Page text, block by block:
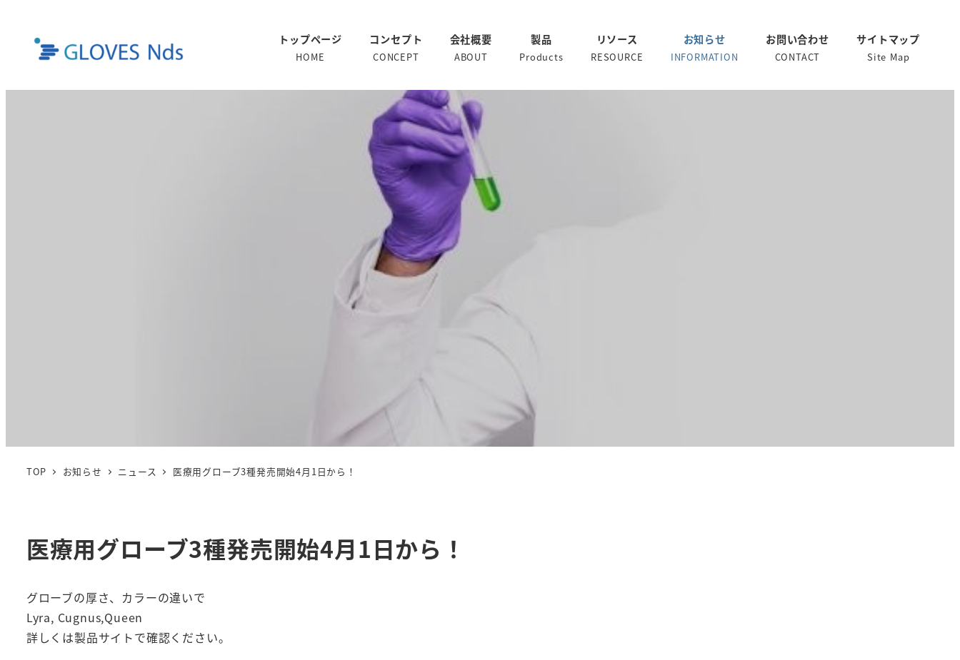
トップページ
HOME
コンセプト
CONCEPT
会社概要
ABOUT
製品
Products
リソース
RESOURCE
お知らせ
INFORMATION
お問い合わせ
CONTACT
サイトマップ
Site Map
TOP お知らせ ニュース 医療用グローブ3種発売開始4月1日から！
医療用グローブ3種発売開始4月1日から！
グローブの厚さ、カラーの違いで
Lyra, Cugnus,Queen
詳しくは製品サイトで確認ください。